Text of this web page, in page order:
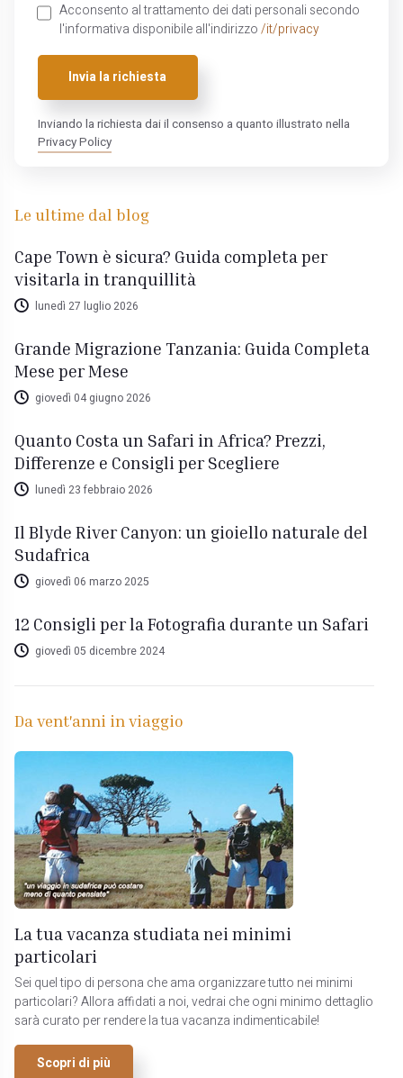
Acconsento al trattamento dei dati personali secondo
l'informativa disponibile all'indirizzo /it/privacy
Invia la richiesta
Inviando la richiesta dai il consenso a quanto illustrato nella
Privacy Policy
Le ultime dal blog
Cape Town è sicura? Guida completa per
visitarla in tranquillità
lunedì 27 luglio 2026
Grande Migrazione Tanzania: Guida Completa
Mese per Mese
giovedì 04 giugno 2026
Quanto Costa un Safari in Africa? Prezzi,
Differenze e Consigli per Scegliere
lunedì 23 febbraio 2026
Il Blyde River Canyon: un gioiello naturale del
Sudafrica
giovedì 06 marzo 2025
12 Consigli per la Fotografia durante un Safari
giovedì 05 dicembre 2024
Da vent'anni in viaggio
La tua vacanza studiata nei minimi
particolari
Sei quel tipo di persona che ama organizzare tutto nei minimi
particolari? Allora affidati a noi, vedrai che ogni minimo dettaglio
sarà curato per rendere la tua vacanza indimenticabile!
Scopri di più